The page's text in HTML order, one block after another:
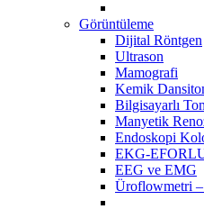
Görüntüleme
Dijital Röntgen
Ultrason
Mamografi
Kemik
Bilgisayarlı
Manyetik
Endoskopi
EKG-
EEG ve EMG
Üroflowmetri